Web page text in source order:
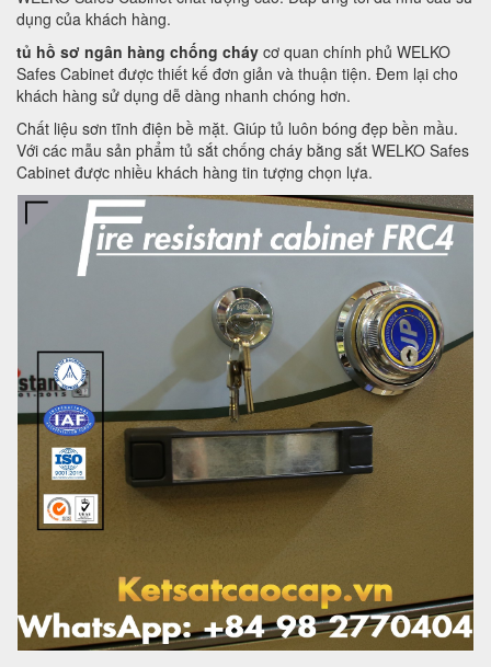
dụng của khách hàng.
tủ hồ sơ ngân hàng chống cháy cơ quan chính phủ WELKO
Safes Cabinet được thiết kế đơn giản và thuận tiện. Đem lại cho
khách hàng sử dụng dễ dàng nhanh chóng hơn.
Chất liệu sơn tĩnh điện bề mặt. Giúp tủ luôn bóng đẹp bền mầu.
Với các mẫu sản phẩm tủ sắt chống cháy bằng sắt WELKO Safes
Cabinet được nhiều khách hàng tin tượng chọn lựa.